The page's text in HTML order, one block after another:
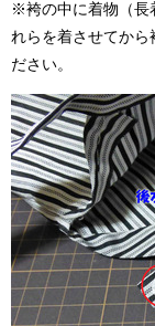
※袴の中に着物（長
れらを着させてから
ださい。